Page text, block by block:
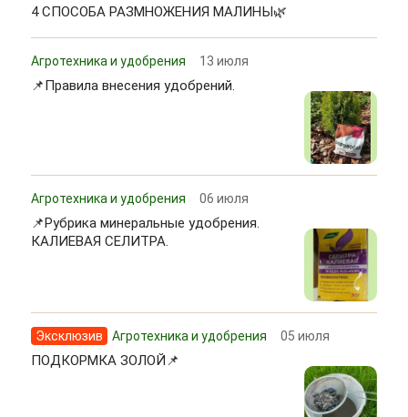
4 СПОСОБА РАЗМНОЖЕНИЯ МАЛИНЫ🌿
Агротехника и удобрения 13 июля
📌Правила внесения удобрений.
Агротехника и удобрения 06 июля
📌Рубрика минеральные удобрения.
КАЛИЕВАЯ СЕЛИТРА.
Эксклюзив Агротехника и удобрения 05 июля
ПОДКОРМКА ЗОЛОЙ📌